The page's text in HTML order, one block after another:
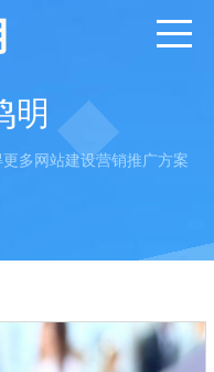
明
多网站建设营销推广方案